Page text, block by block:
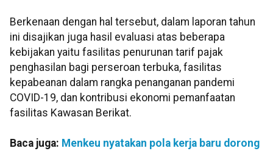
Berkenaan dengan hal tersebut, dalam laporan tahun
ini disajikan juga hasil evaluasi atas beberapa
kebijakan yaitu fasilitas penurunan tarif pajak
penghasilan bagi perseroan terbuka, fasilitas
kepabeanan dalam rangka penanganan pandemi
COVID-19, dan kontribusi ekonomi pemanfaatan
fasilitas Kawasan Berikat.
Baca juga: Menkeu nyatakan pola kerja baru dorong